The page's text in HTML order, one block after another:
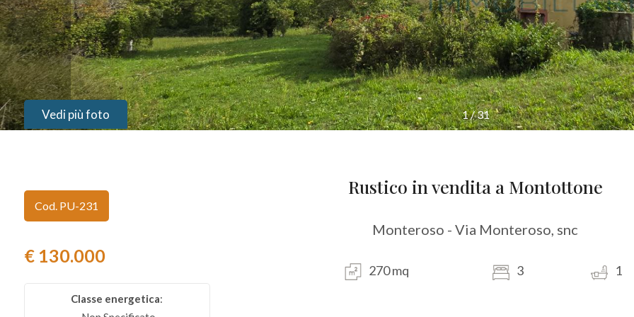
1/31
Vedi più foto
Cod. PU-231
€ 130.000
Classe energetica:
Rustico in vendita a Montottone
Monteroso - Via Monteroso, snc
270 mq 3 1
Provincia
Comune
Tipologia
Residenziali